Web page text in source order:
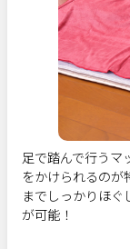
足で踏んで行うマ
をかけられるのが
までしっかりほ
が可能！